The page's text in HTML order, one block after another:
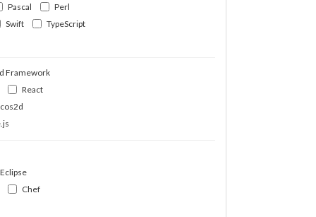
Pascal
Perl
Swift
TypeScript
Framework
React
Eclipse
Chef